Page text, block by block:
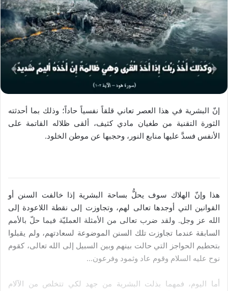
إنّ البشرية في هذا العصر تعاني قلقاً نفسياً حاداً؛ وذلك بما أحدثته
الثورة التقنية من طغيان مادي كثيف، ألقى ظلاله القاتمة على
الأنفس فسدَّ عليها منابع النور، وحجبها عن موطن الخلود.
هذا وإنّ الهلاك سوف يحلُّ بساحة البشرية إذا خالفت السنن أو
القوانين التي أوجدها تعالى لهم، وتجاوزت إلى نقطة اللاعودة إلى
الله عز وجل. ولقد ضرب تعالى من الأمثلة العمليّة فيما حلّ بالأمم
السابقة عندما تجاوزت تلك السنن الموضوعة لسعادتهم، ولم يقبلوا
بتحطيم الحواجز التي حالت بينهم وبين السبيل إلى الله تعالى، كقوم
نوح عليه السلام وقوم عاد وثمود وفرعون...
أما اليوم، فمهما بذلت البشرية من جهد لكي تتخلص من الآلام